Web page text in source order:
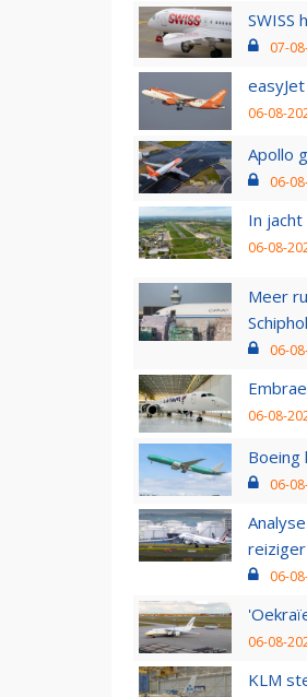
SWISS
07-
06-08-
Apollo
06-
In
06-08-
Meer
Schiphol
06-
06-08-
06-
reiziger
06-
06-08-
KLM